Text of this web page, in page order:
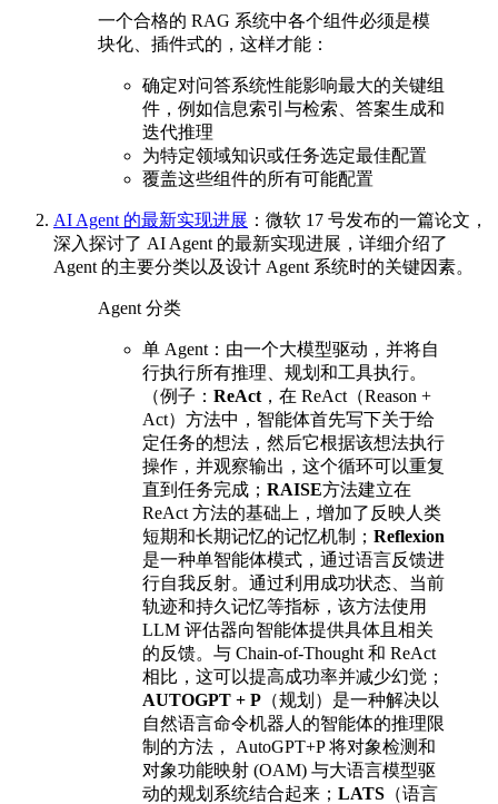
一个合格的 RAG 系统中各个组件必须是模
块化、插件式的，这样才能：
确定对问答系统性能影响最大的关键组
件，例如信息索引与检索、答案生成和
迭代推理
为特定领域知识或任务选定最佳配置
覆盖这些组件的所有可能配置
AI Agent 的最新实现进展 ：微软 17 号发布的一篇论文，
深入探讨了 AI Agent 的最新实现进展，详细介绍了
Agent 的主要分类以及设计 Agent 系统时的关键因素。
Agent 分类
单 Agent：由一个大模型驱动，并将自
行执行所有推理、规划和工具执行。
（例子： ReAct ，在 ReAct（Reason +
Act）方法中，智能体首先写下关于给
定任务的想法，然后它根据该想法执行
操作，并观察输出，这个循环可以重复
直到任务完成； RAISE方法建立在
ReAct 方法的基础上，增加了反映人类
短期和长期记忆的记忆机制； Reflexion
是一种单智能体模式，通过语言反馈进
行自我反射。通过利用成功状态、当前
轨迹和持久记忆等指标，该方法使用
LLM 评估器向智能体提供具体且相关
的反馈。与 Chain-of-Thought 和 ReAct
相比，这可以提高成功率并减少幻觉；
AUTOGPT + P （规划）是一种解决以
自然语言命令机器人的智能体的推理限
制的方法， AutoGPT+P 将对象检测和
对象功能映射 (OAM) 与大语言模型驱
动的规划系统结合起来； LATS （语言